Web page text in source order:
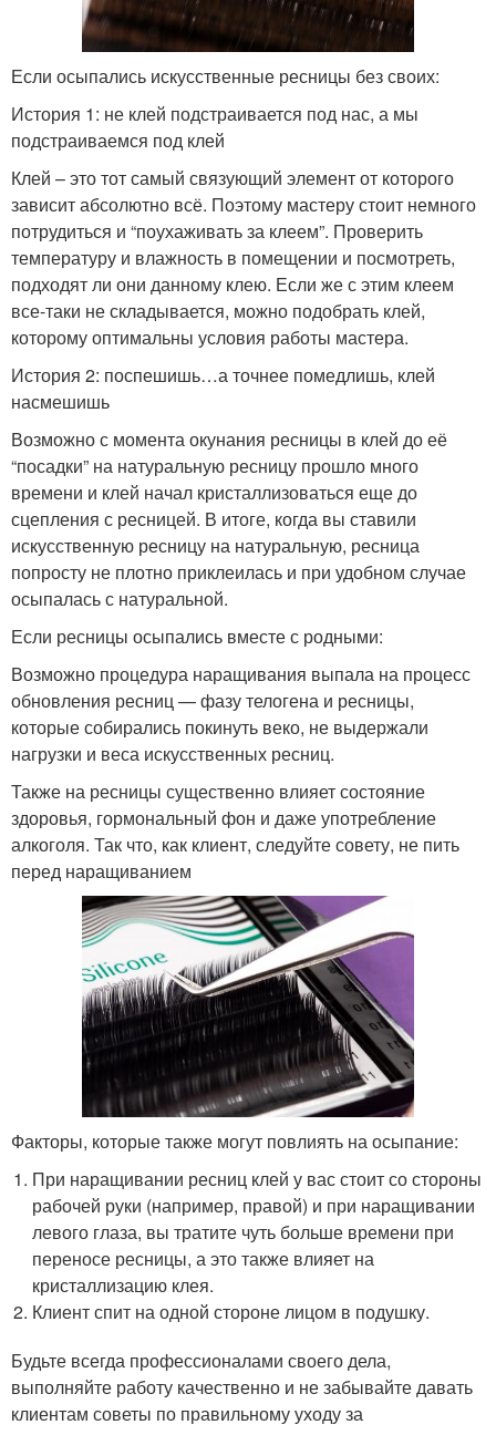
Если осыпались искусственные ресницы без своих:
История 1: не клей подстраивается под нас, а мы
подстраиваемся под клей
Клей – это тот самый связующий элемент от которого
зависит абсолютно всё. Поэтому мастеру стоит немного
потрудиться и “поухаживать за клеем”. Проверить
температуру и влажность в помещении и посмотреть,
подходят ли они данному клею. Если же с этим клеем
все-таки не складывается, можно подобрать клей,
которому оптимальны условия работы мастера.
История 2: поспешишь…а точнее помедлишь, клей
насмешишь
Возможно с момента окунания ресницы в клей до её
“посадки” на натуральную ресницу прошло много
времени и клей начал кристаллизоваться еще до
сцепления с ресницей. В итоге, когда вы ставили
искусственную ресницу на натуральную, ресница
попросту не плотно приклеилась и при удобном случае
осыпалась с натуральной.
Если ресницы осыпались вместе с родными:
Возможно процедура наращивания выпала на процесс
обновления ресниц — фазу телогена и ресницы,
которые собирались покинуть веко, не выдержали
нагрузки и веса искусственных ресниц.
Также на ресницы существенно влияет состояние
здоровья, гормональный фон и даже употребление
алкоголя. Так что, как клиент, следуйте совету, не пить
перед наращиванием
Факторы, которые также могут повлиять на осыпание:
При наращивании ресниц клей у вас стоит со стороны
рабочей руки (например, правой) и при наращивании
левого глаза, вы тратите чуть больше времени при
переносе ресницы, а это также влияет на
кристаллизацию клея.
Клиент спит на одной стороне лицом в подушку.
Будьте всегда профессионалами своего дела,
выполняйте работу качественно и не забывайте давать
клиентам советы по правильному уходу за